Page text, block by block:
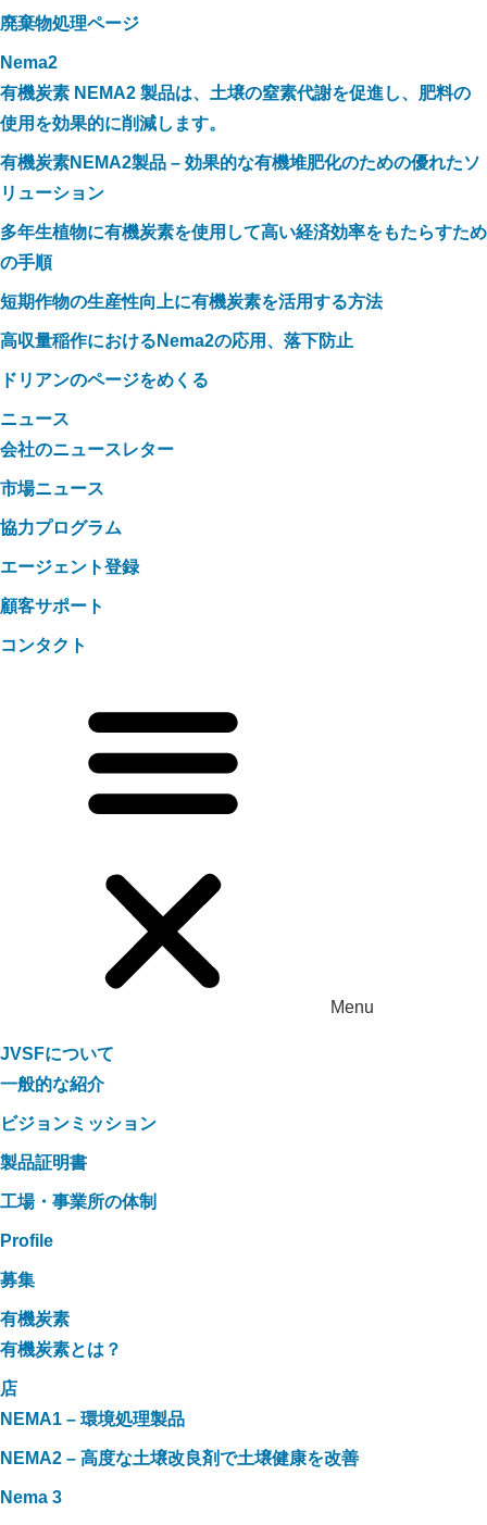
廃棄物処理ページ
Nema2
有機炭素 NEMA2 製品は、土壌の窒素代謝を促進し、肥料の
使用を効果的に削減します。
有機炭素NEMA2製品 – 効果的な有機堆肥化のための優れたソ
リューション
多年生植物に有機炭素を使用して高い経済効率をもたらすため
の手順
短期作物の生産性向上に有機炭素を活用する方法
高収量稲作におけるNema2の応用、落下防止
ドリアンのページをめくる
ニュース
会社のニュースレター
市場ニュース
協力プログラム
エージェント登録
顧客サポート
コンタクト
Menu
JVSFについて
一般的な紹介
ビジョンミッション
製品証明書
工場・事業所の体制
Profile
募集
有機炭素
有機炭素とは？
店
NEMA1 – 環境処理製品
NEMA2 – 高度な土壌改良剤で土壌健康を改善
Nema 3